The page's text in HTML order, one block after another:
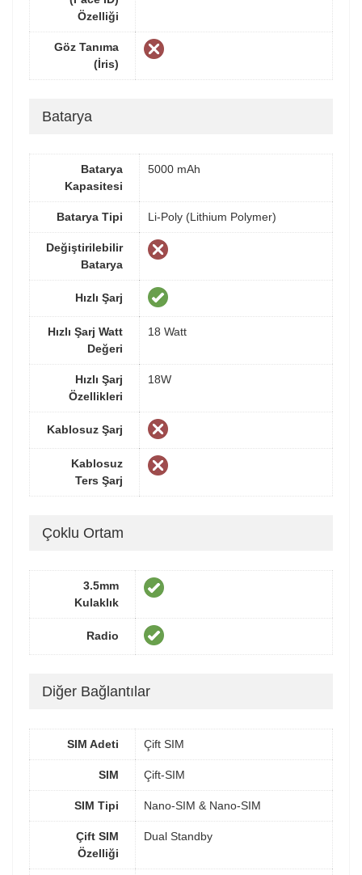
Özelliği
Göz Tanıma
(İris)
Batarya
Batarya
Kapasitesi
5000 mAh
Batarya Tipi Li-Poly (Lithium Polymer)
Değiştirilebilir
Batarya
Hızlı Şarj
Hızlı Şarj Watt
Değeri
18 Watt
Hızlı Şarj
Özellikleri
18W
Kablosuz Şarj
Kablosuz
Ters Şarj
Çoklu Ortam
3.5mm
Kulaklık
Radio
Diğer Bağlantılar
SIM Adeti Çift SIM
SIM Çift-SIM
SIM Tipi Nano-SIM & Nano-SIM
Çift SIM
Özelliği
Dual Standby